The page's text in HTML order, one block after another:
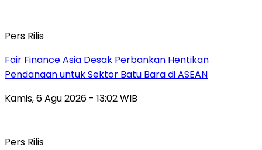
Pers Rilis
Fair Finance Asia Desak Perbankan Hentikan
Pendanaan untuk Sektor Batu Bara di ASEAN
Kamis, 6 Agu 2026 - 13:02 WIB
Pers Rilis